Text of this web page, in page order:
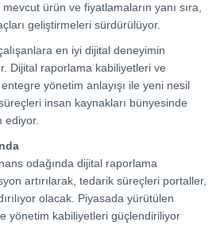
ürün ve fiyatlamaların yanı sıra,
geliştirmeleri sürdürülüyor.
en iyi dijital deneyimin
Dijital raporlama kabiliyetleri ve
yönetim anlayışı ile yeni nesil
insan kaynakları bünyesinde
ediyor.
odağında dijital raporlama
artırılarak, tedarik süreçleri portaller,
olacak. Piyasada yürütülen
yönetim kabiliyetleri güçlendiriliyor